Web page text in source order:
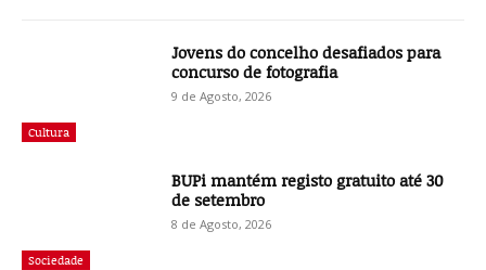
Cultura
Jovens do concelho desafiados para
concurso de fotografia
9 de Agosto, 2026
Sociedade
BUPi mantém registo gratuito até 30
de setembro
8 de Agosto, 2026